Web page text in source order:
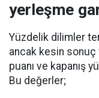
yerleşme
Yüzdelik dilimler
ancak kesin sonuç
puanı ve kapanış
Bu değerler;